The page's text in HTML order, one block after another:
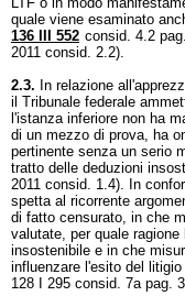
quale viene esaminato
136 III 552 consid. 4.2
2011 consid. 2.2).
2.3. In relazione
il Tribunale federale
l'istanza inferiore non ha
di un mezzo di prova, ha
pertinente senza un serio
tratto delle deduzioni
2011 consid. 1.4). In
spetta al ricorrente
di fatto censurato, in che
valutate, per quale
insostenibile e in che
influenzare l'esito del litigio
128 I 295 consid. 7a pag.